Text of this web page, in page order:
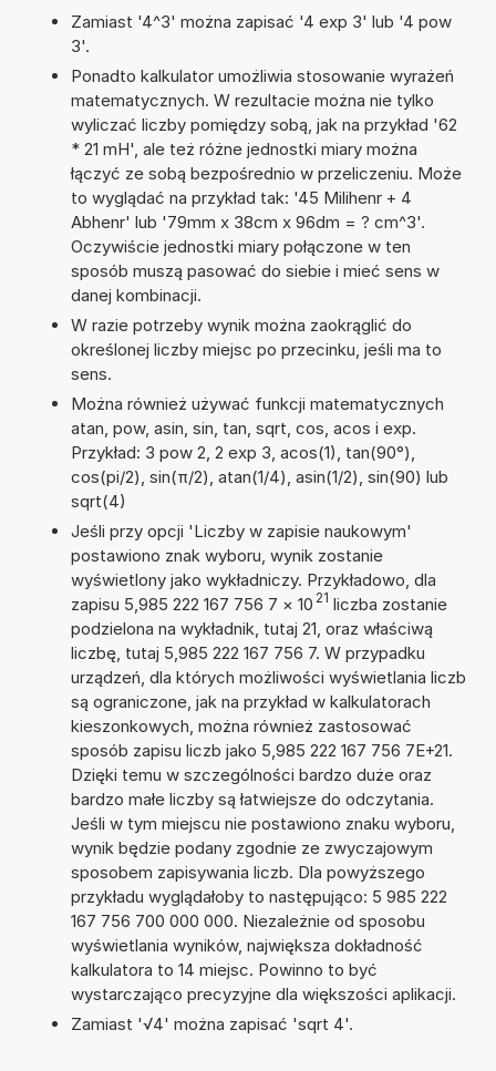
Zamiast '4^3' można zapisać '4 exp 3' lub '4 pow
3'.
Ponadto kalkulator umożliwia stosowanie wyrażeń
matematycznych. W rezultacie można nie tylko
wyliczać liczby pomiędzy sobą, jak na przykład '62
* 21 mH', ale też różne jednostki miary można
łączyć ze sobą bezpośrednio w przeliczeniu. Może
to wyglądać na przykład tak: '45 Milihenr + 4
Abhenr' lub '79mm x 38cm x 96dm = ? cm^3'.
Oczywiście jednostki miary połączone w ten
sposób muszą pasować do siebie i mieć sens w
danej kombinacji.
W razie potrzeby wynik można zaokrąglić do
określonej liczby miejsc po przecinku, jeśli ma to
sens.
Można również używać funkcji matematycznych
atan, pow, asin, sin, tan, sqrt, cos, acos i exp.
Przykład: 3 pow 2, 2 exp 3, acos(1), tan(90°),
cos(pi/2), sin(π/2), atan(1/4), asin(1/2), sin(90) lub
sqrt(4)
Jeśli przy opcji 'Liczby w zapisie naukowym'
postawiono znak wyboru, wynik zostanie
wyświetlony jako wykładniczy. Przykładowo, dla
zapisu 5,985 222 167 756 7 × 10 21 liczba zostanie
podzielona na wykładnik, tutaj 21, oraz właściwą
liczbę, tutaj 5,985 222 167 756 7. W przypadku
urządzeń, dla których możliwości wyświetlania liczb
są ograniczone, jak na przykład w kalkulatorach
kieszonkowych, można również zastosować
sposób zapisu liczb jako 5,985 222 167 756 7E+21.
Dzięki temu w szczególności bardzo duże oraz
bardzo małe liczby są łatwiejsze do odczytania.
Jeśli w tym miejscu nie postawiono znaku wyboru,
wynik będzie podany zgodnie ze zwyczajowym
sposobem zapisywania liczb. Dla powyższego
przykładu wyglądałoby to następująco: 5 985 222
167 756 700 000 000. Niezależnie od sposobu
wyświetlania wyników, największa dokładność
kalkulatora to 14 miejsc. Powinno to być
wystarczająco precyzyjne dla większości aplikacji.
Zamiast '√4' można zapisać 'sqrt 4'.